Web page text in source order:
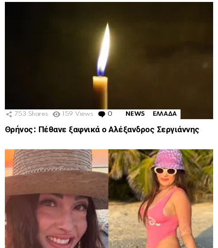
753 Shares 159 Views 0 Comments
NEWS ΕΛΛΑΔΑ
Θρήνος: Πέθανε ξαφνικά ο Αλέξανδρος Σεργιάννης